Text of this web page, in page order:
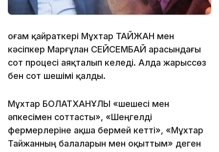
Қоғам қайраткері Мұхтар ТАЙЖАН мен
кәсіпкер Марғұлан СЕЙСЕМБАЙ арасындағы
сот процесі аяқталып келеді. Алда жарыссөз
бен сот шешімі қалды.
Мұхтар БОЛАТХАНҰЛЫ «шешесі мен
әпкесімен соттасты», «Шеңгелді
фермерлеріне ақша бермей кетті», «Мұхтар
Тайжанның балаларын мен оқыттым» деген